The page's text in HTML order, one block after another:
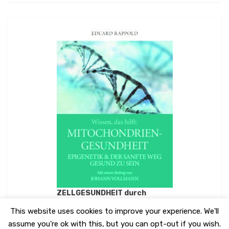
ZELLGESUNDHEIT durch
This website uses cookies to improve your experience. We'll
assume you're ok with this, but you can opt-out if you wish.